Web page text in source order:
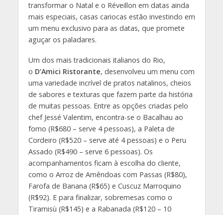
transformar o Natal e o Réveillon em datas ainda
mais especiais, casas cariocas estão investindo em
um menu exclusivo para as datas, que promete
aguçar os paladares.
Um dos mais tradicionais italianos do Rio,
o D’Amici Ristorante, desenvolveu um menu com
uma variedade incrível de pratos natalinos, cheios
de sabores e texturas que fazem parte da história
de muitas pessoas. Entre as opções criadas pelo
chef Jessé Valentim, encontra-se o Bacalhau ao
forno (R$680 – serve 4 pessoas), a Paleta de
Cordeiro (R$520 – serve até 4 pessoas) e o Peru
Assado (R$490 – serve 6 pessoas). Os
acompanhamentos ficam à escolha do cliente,
como o Arroz de Amêndoas com Passas (R$80),
Farofa de Banana (R$65) e Cuscuz Marroquino
(R$92). E para finalizar, sobremesas como o
Tiramisù (R$145) e a Rabanada (R$120 – 10